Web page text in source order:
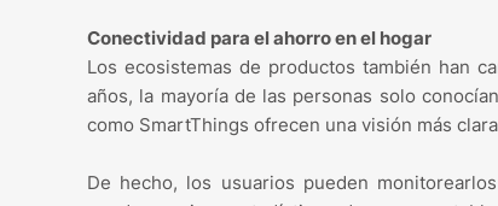
Conectividad para el ahorro en el hogar
Los ecosistemas de productos también han
años, la mayoría de las personas solo
como SmartThings ofrecen una visión más
De hecho, los usuarios pueden